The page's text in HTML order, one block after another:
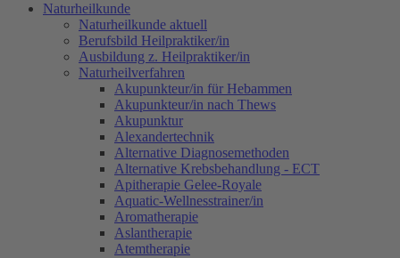
Naturheilkunde
Naturheilkunde aktuell
Berufsbild Heilpraktiker/in
Ausbildung z. Heilpraktiker/in
Naturheilverfahren
Akupunkteur/in für Hebammen
Akupunkteur/in nach Thews
Akupunktur
Alexandertechnik
Alternative Diagnosemethoden
Alternative Krebsbehandlung - ECT
Apitherapie Gelee-Royale
Aquatic-Wellnesstrainer/in
Aromatherapie
Aslantherapie
Atemtherapie